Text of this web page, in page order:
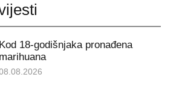
Kod 18-godišnjaka pronađena
marihuana